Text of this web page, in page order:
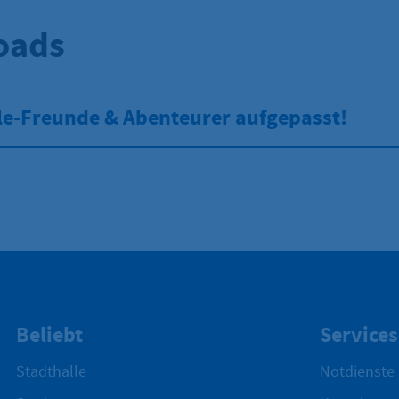
Freunde & Abenteurer aufgepasst!
Beliebt
Stadthalle
Services
Notdienste